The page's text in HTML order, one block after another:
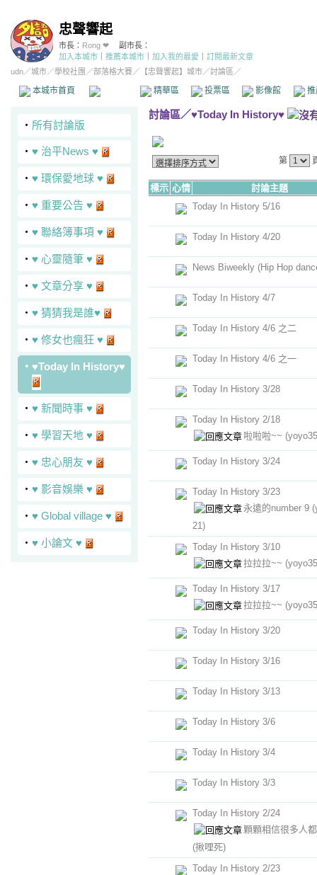
忠聲響起
市長： Rong ❤
副市長：
加入本城市
推薦本城市 加入我的最愛
訂閱最新文章
udn／城市／學校社團 ／部落格大賽／ 【忠聲響起】城市／討論區／
本城市首頁 精華區 投票區 影像館
‧ 所有討論版
‧ ♥ 治平News ♥
‧ ♥ 環保愛地球 ♥
‧ ♥ 重要公告 ♥
‧ ♥ 聯絡簿事項 ♥
‧ ♥ 心靈隨筆 ♥
‧ ♥ 文章分享 ♥
‧ ♥ 猜猜我是誰♥
‧ ♥ 修女也瘋狂 ♥
‧ ♥Today In History♥
‧ ♥ 新聞時事 ♥
‧ ♥ 學習天地 ♥
‧ ♥ 忠心朋友 ♥
‧ ♥ 影音娛樂 ♥
‧ ♥ Global village ♥
‧ ♥ 小論文 ♥
討論區／♥Today In History♥
第
標示 心情
討論主題
Today In History 5/16
Today In History 4/20
News Biweekly (Hip Hop
Today In History 4/7
Today In History 4/6 之二
Today In History 4/6 之一
Today In History 3/28
Today In History 2/18
啦啦啦~~
Today In History 3/24
Today In History 3/23
永遠的number 9
21)
Today In History 3/10
拉拉拉~~
Today In History 3/17
拉拉拉~~
Today In History 3/20
Today In History 3/16
Today In History 3/13
Today In History 3/6
Today In History 3/4
Today In History 3/3
Today In History 2/24
顆顆相信很多人
(揪哩死)
Today In History 2/23